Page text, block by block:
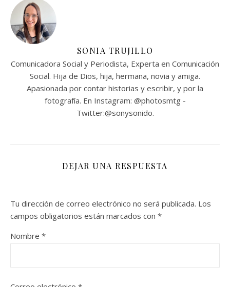
SONIA TRUJILLO
Comunicadora Social y Periodista, Experta en Comunicación
Social. Hija de Dios, hija, hermana, novia y amiga.
Apasionada por contar historias y escribir, y por la
fotografía. En Instagram: @photosmtg -
Twitter:@sonysonido.
DEJAR UNA RESPUESTA
Tu dirección de correo electrónico no será publicada. Los
campos obligatorios están marcados con *
Nombre *